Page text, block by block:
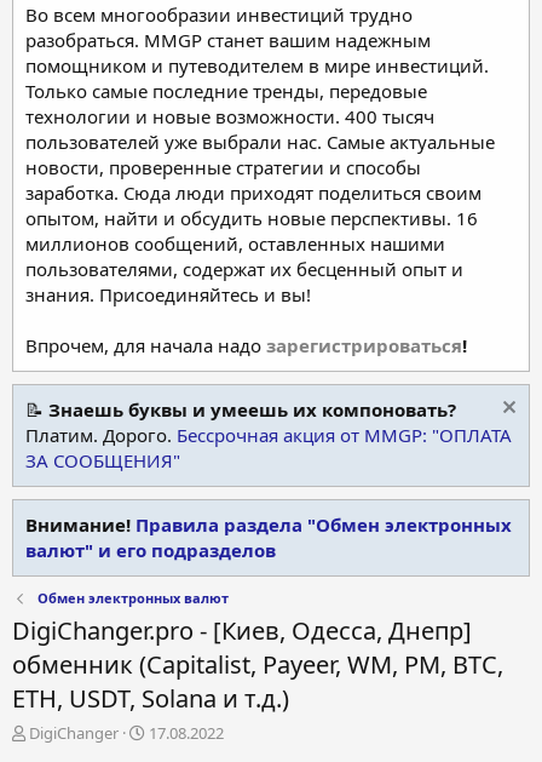
Во всем многообразии инвестиций трудно
разобраться. MMGP станет вашим надежным
помощником и путеводителем в мире инвестиций.
Только самые последние тренды, передовые
технологии и новые возможности. 400 тысяч
пользователей уже выбрали нас. Самые актуальные
новости, проверенные стратегии и способы
заработка. Сюда люди приходят поделиться своим
опытом, найти и обсудить новые перспективы. 16
миллионов сообщений, оставленных нашими
пользователями, содержат их бесценный опыт и
знания. Присоединяйтесь и вы!
Впрочем, для начала надо зарегистрироваться!
📝 Знаешь буквы и умеешь их компоновать?
Платим. Дорого. Бессрочная акция от MMGP: "ОПЛАТА
ЗА СООБЩЕНИЯ"
Внимание! Правила раздела "Обмен электронных
валют" и его подразделов
Обмен электронных валют
DigiChanger.pro - [Киев, Одесса, Днепр]
обменник (Capitalist, Payeer, WM, PM, BTC,
ETH, USDT, Solana и т.д.)
А
DigiChanger
Д
17.08.2022